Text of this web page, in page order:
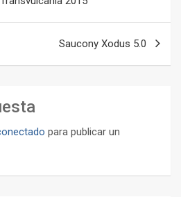
Saucony Xodus 5.0
para publicar un